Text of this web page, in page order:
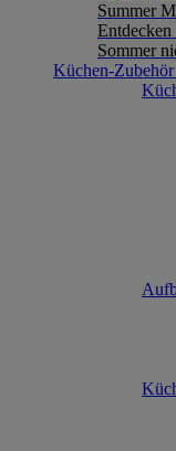
Summer
Entdecken
Sommer
Küchen-Zubehör